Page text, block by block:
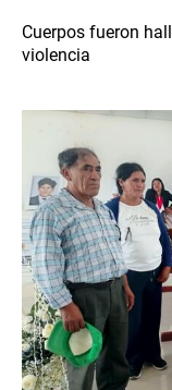
Cuerpos fueron
violencia